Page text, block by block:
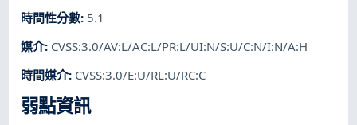
時間性分數: 5.1
媒介: CVSS:3.0/AV:L/AC:L/PR:L/UI:N/S:U/C:N/I:N/A:H
時間媒介: CVSS:3.0/E:U/RL:U/RC:C
弱點資訊